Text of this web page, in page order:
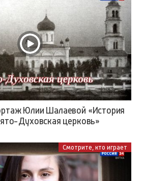
Юлии Шалаевой «История
Духовская церковь»
Смотрите, кто играет